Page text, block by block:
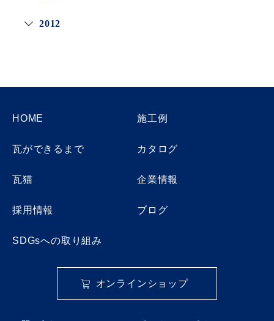
2012
HOME 施工例
瓦ができるまで カタログ
瓦猫 企業情報
採用情報 ブログ
SDGsへの取り組み
オンラインショップ